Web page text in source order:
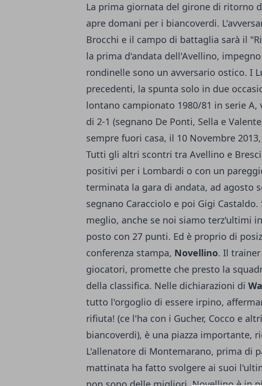
La prima giornata del girone di ritorno
apre domani per i biancoverdi.
Brocchi e il campo di battaglia sarà il
la prima d'andata dell'Avellino,
rondinelle sono un avversario ostico. I
precedenti, la spunta solo in due
lontano campionato 1980/81 in serie
di 2-1 (segnano De Ponti, Sella e
sempre fuori casa, il 10 Novembre
Tutti gli altri scontri tra Avellino e
positivi per i Lombardi o con un
terminata la gara di andata, ad agosto
segnano Caracciolo e poi Gigi
meglio, anche se noi siamo terz'ultimi
posto con 27 punti. Ed è proprio di
conferenza stampa, Novellino. Il
giocatori, promette che presto la
della classifica. Nelle dichiarazioni di
tutto l'orgoglio di essere irpino,
rifiuta! (ce l'ha con i Gucher, Cocco e
biancoverdi), è una piazza importante,
L'allenatore di Montemarano, prima di
mattinata ha fatto svolgere ai suoi